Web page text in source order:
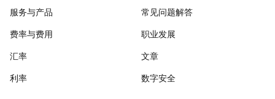
服务与产品
费率与费用
汇率
利率
常见问题解答
职业发展
文章
数字安全